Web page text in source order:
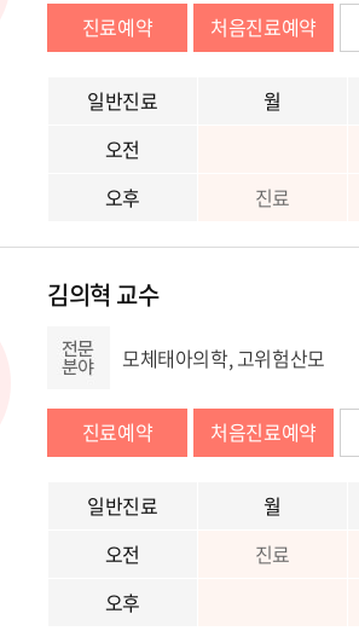
진료예약 처음진료예약
일반진료
월
오전
오후
진료
김의혁 교수
모체태아의학, 고위험산모
진료예약 처음진료예약
일반진료
월
오전
진료
오후